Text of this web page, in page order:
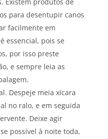
para desentupir canos
facilmente em
essencial, pois se
por isso preste
e sempre leia as
Despeje meia xícara
no ralo, e em seguida
Deixe agir
possível à noite toda,